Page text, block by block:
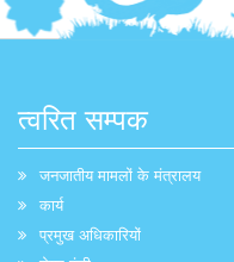
त्वरित सम्पक
जनजातीय मामलों के मंत्रालय
कार्य
प्रमुख अधिकारियों